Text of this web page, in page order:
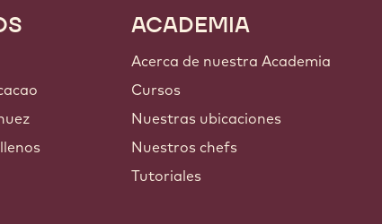
ACADEMIA
Acerca de nuestra Academia
Cursos
Nuestras ubicaciones
Nuestros chefs
Tutoriales